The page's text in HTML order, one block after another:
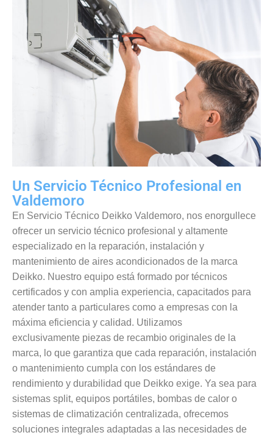
Un Servicio Técnico Profesional en
Valdemoro
En Servicio Técnico Deikko Valdemoro, nos enorgullece
ofrecer un servicio técnico profesional y altamente
especializado en la reparación, instalación y
mantenimiento de aires acondicionados de la marca
Deikko. Nuestro equipo está formado por técnicos
certificados y con amplia experiencia, capacitados para
atender tanto a particulares como a empresas con la
máxima eficiencia y calidad. Utilizamos
exclusivamente piezas de recambio originales de la
marca, lo que garantiza que cada reparación, instalación
o mantenimiento cumpla con los estándares de
rendimiento y durabilidad que Deikko exige. Ya sea para
sistemas split, equipos portátiles, bombas de calor o
sistemas de climatización centralizada, ofrecemos
soluciones integrales adaptadas a las necesidades de